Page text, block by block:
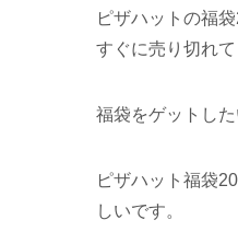
ピザハットの福袋
すぐに売り切れ
福袋をゲットし
ピザハット福袋
しいです。